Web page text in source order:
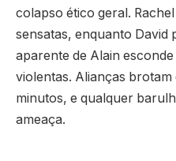
colapso ético geral.
sensatas, enquanto David
aparente de Alain
violentas. Alianças brotam
minutos, e qualquer
ameaça.